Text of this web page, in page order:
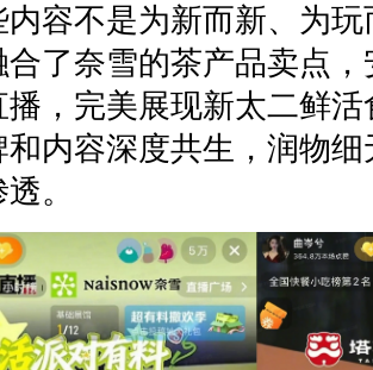
容不是为新而新、为
合了奈雪的茶产品卖点
，完美展现新太二鲜
内容深度共生，润物
。